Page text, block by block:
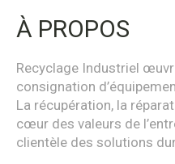
À PROPOS
Recyclage Industriel
consignation
La récupération, la
cœur des valeurs de
clientèle des solutions